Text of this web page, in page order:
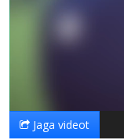
Jaga videot